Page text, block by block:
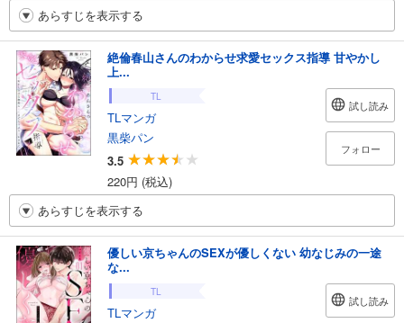
あらすじを表示する
絶倫春山さんのわからせ求愛セックス指導 甘やかし
上...
TL
TLマンガ
黒柴パン
3.5
220円 (税込)
試し読み
フォロー
あらすじを表示する
優しい京ちゃんのSEXが優しくない 幼なじみの一途
な...
TL
TLマンガ
試し読み